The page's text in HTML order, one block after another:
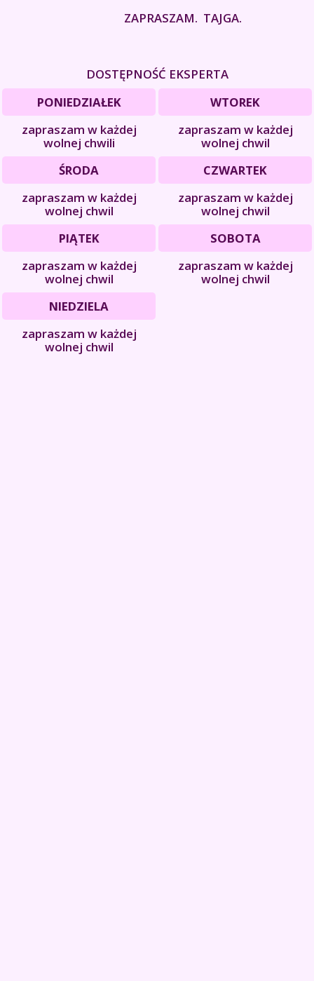
ZAPRASZAM. TAJGA.
DOSTĘPNOŚĆ EKSPERTA
PONIEDZIAŁEK
zapraszam w każdej
wolnej chwili
WTOREK
zapraszam w każdej
wolnej chwil
ŚRODA
zapraszam w każdej
wolnej chwil
CZWARTEK
zapraszam w każdej
wolnej chwil
PIĄTEK
zapraszam w każdej
wolnej chwil
SOBOTA
zapraszam w każdej
wolnej chwil
NIEDZIELA
zapraszam w każdej
wolnej chwil